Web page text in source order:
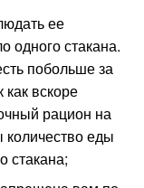
ее
одного стакана.
побольше за
вскоре
рацион на
количество еды
стакана;